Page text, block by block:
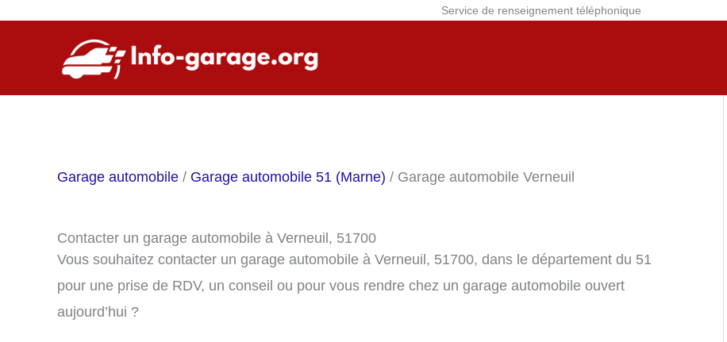
Service de renseignement téléphonique
Garage automobile / Garage automobile 51 (Marne) / Garage automobile Verneuil
Contacter un garage automobile à Verneuil, 51700
Vous souhaitez contacter un garage automobile à Verneuil, 51700, dans le département du 51
pour une prise de RDV, un conseil ou pour vous rendre chez un garage automobile ouvert
aujourd’hui ?